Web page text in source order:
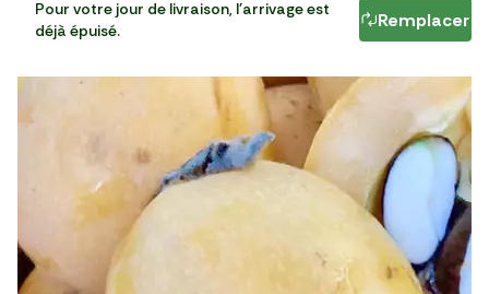
Barquette (500 G)
Pour votre jour de livraison, l'arrivage est
déjà épuisé.
Remplacer